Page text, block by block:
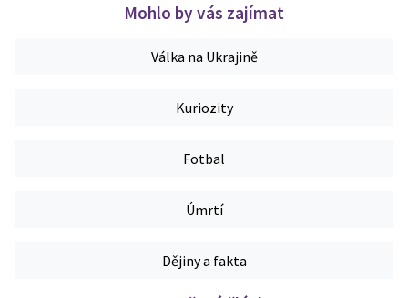
Mohlo by vás zajímat
Válka na Ukrajině
Kuriozity
Fotbal
Úmrtí
Dějiny a fakta